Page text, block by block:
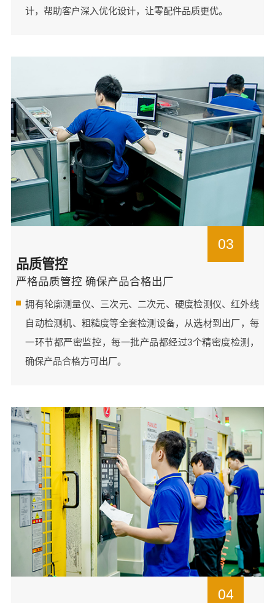
计，帮助客户深入优化设计，让零配件品质更优。
03
品质管控
严格品质管控 确保产品合格出厂
拥有轮廓测量仪、三次元、二次元、硬度检测仪、红外线
自动检测机、粗糙度等全套检测设备，从选材到出厂，每
一环节都严密监控，每一批产品都经过3个精密度检测，
确保产品合格方可出厂。
04